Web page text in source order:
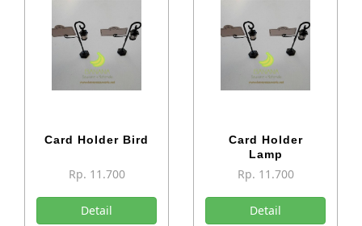
Card Holder Bird
Rp. 11.700
Detail
Card Holder
Lamp
Rp. 11.700
Detail